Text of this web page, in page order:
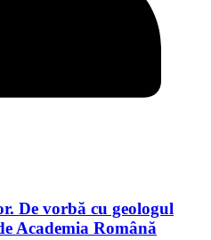
De vorbă cu geologul
Academia Română